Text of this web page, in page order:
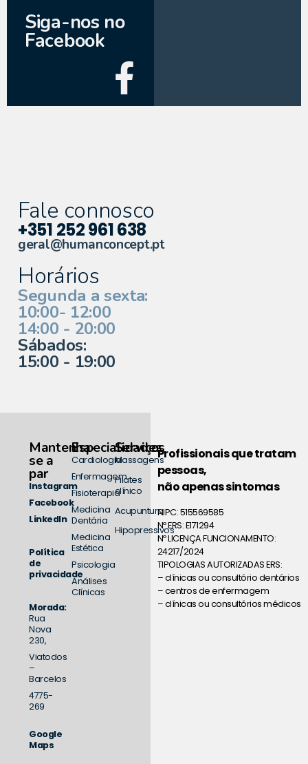
Siga-nos no
Facebook
Fale connosco
+351 252 961 638
geral@humanconcept.pt
Horários
Segunda a sexta:
10:00- 12:00
14:00 - 20:00
Sábados:
15:00 - 19:00
Profissionais que tratam
pessoas,
não apenas sintomas
NIPC: 515569585
Nº ERS: E171294
Nº LICENÇA FUNCIONAMENTO:
24217/2024
TIPOLOGIAS AUTORIZADAS ERS:
– clínicas ou consultório dentários
– centros de enfermagem
– clínicas ou consultórios médicos
Mantenha-
se a
par
Instagram
Facebook
LinkedIn
Política
de
privacidade
Morada:
Rua
Nova
230,
Viatodos
–
Barcelos
4775-
269
Google
Maps
Especialidades
Cardiologia
Enfermagem
Fisioterapia
Medicina
Dentária
Medicina
Estética
Psicologia
Análises
Clínicas
Serviços
Massagens
Pilates
clínico
Acupuntura
Hipopressivos